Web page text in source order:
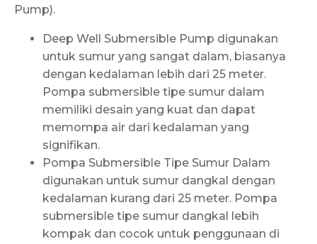
Pump).
Deep Well Submersible Pump digunakan
untuk sumur yang sangat dalam, biasanya
dengan kedalaman lebih dari 25 meter.
Pompa submersible tipe sumur dalam
memiliki desain yang kuat dan dapat
memompa air dari kedalaman yang
signifikan.
Pompa Submersible Tipe Sumur Dalam
digunakan untuk sumur dangkal dengan
kedalaman kurang dari 25 meter. Pompa
submersible tipe sumur dangkal lebih
kompak dan cocok untuk penggunaan di